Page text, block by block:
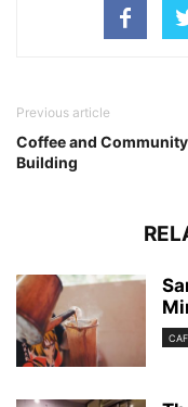
Previous article
Coffee and Community
Building